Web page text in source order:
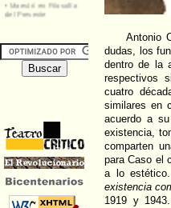
Antonio
dudas, los
dentro de la
respectivos
cuatro
similares en
acuerdo a
existencia,
comparten
para Caso el
a lo
existencia
1919 y